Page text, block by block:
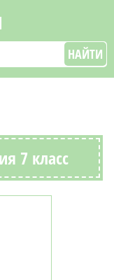
НАЙТИ
7 класс